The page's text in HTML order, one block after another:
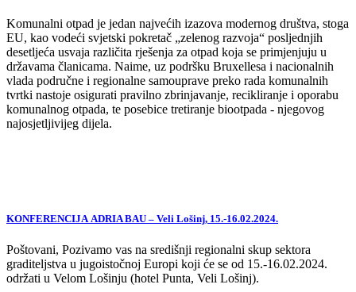
Komunalni otpad je jedan najvećih izazova modernog društva, stoga
EU, kao vodeći svjetski pokretač „zelenog razvoja“ posljednjih
desetljeća usvaja različita rješenja za otpad koja se primjenjuju u
državama članicama. Naime, uz podršku Bruxellesa i nacionalnih
vlada područne i regionalne samouprave preko rada komunalnih
tvrtki nastoje osigurati pravilno zbrinjavanje, recikliranje i oporabu
komunalnog otpada, te posebice tretiranje biootpada - njegovog
najosjetljivijeg dijela.
KONFERENCIJA ADRIA BAU – Veli Lošinj, 15.-16.02.2024.
Poštovani, Pozivamo vas na središnji regionalni skup sektora
graditeljstva u jugoistočnoj Europi koji će se od 15.-16.02.2024.
održati u Velom Lošinju (hotel Punta, Veli Lošinj).